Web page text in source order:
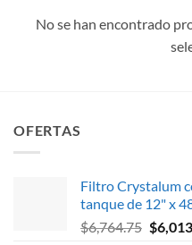
No se han encontrado
OFERTAS
Filtro Crystalum
tanque de 12" x
$6,764.75 El
$